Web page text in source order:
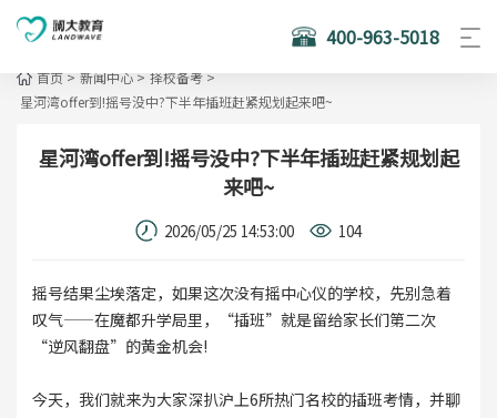
400-963-5018
首页 > 新闻中心 > 择校备考 >
星河湾offer到!摇号没中?下半年插班赶紧规划起来吧~
星河湾offer到!摇号没中?下半年插班赶紧规划起
来吧~
2026/05/25 14:53:00 104
摇号结果尘埃落定，如果这次没有摇中心仪的学校，先别急着
叹气——在魔都升学局里，“插班”就是留给家长们第二次
“逆风翻盘”的黄金机会!
今天，我们就来为大家深扒沪上6所热门名校的插班考情，并聊